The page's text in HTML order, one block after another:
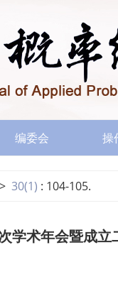
编委会 操
> 30(1) : 104-105.
学术年会暨成